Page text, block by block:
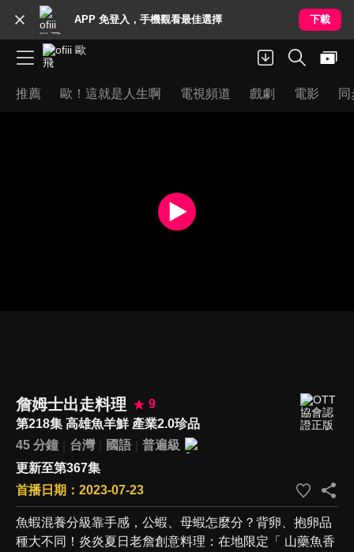
APP 免登入，手機觀看最佳選擇 下載
推薦 歐！這就是人生啊 電視頻道 戲劇 電影
詹姆士出走料理
9
第218集 高雄魚羊鮮 產業2.0珍品
45 分鐘
台灣 國語
普遍級
更新至第367集
首播日期：2023-07-23
魚蝦混養分級靠手感，公蝦、母蝦怎麼分？背卵、抱卵品
種大不同！炎炎夏日老詹創意料理：在地限定「 山藥魚香